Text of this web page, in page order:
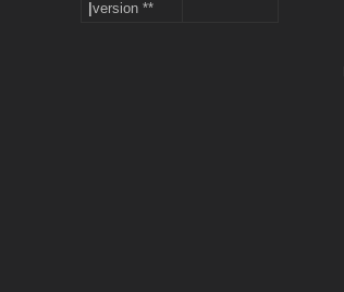
version **